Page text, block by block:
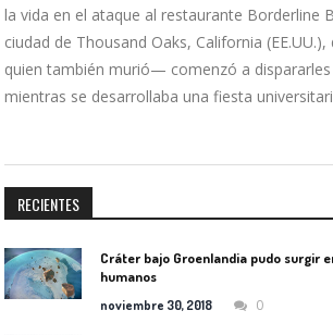
la vida en el ataque al restaurante Borderline
ciudad de Thousand Oaks, California
quien también murió— comenzó a
mientras se desarrollaba una fiesta
RECIENTES
Cráter bajo Groenlandia pudo surgir
humanos
noviembre 30, 2018 0